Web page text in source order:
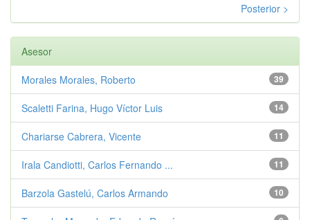
Posterior >
Asesor
39
Morales Morales, Roberto
14
Scaletti Farina, Hugo Víctor Luis
11
Chariarse Cabrera, Vicente
11
Irala Candiotti, Carlos Fernando ...
10
Barzola Gastelú, Carlos Armando